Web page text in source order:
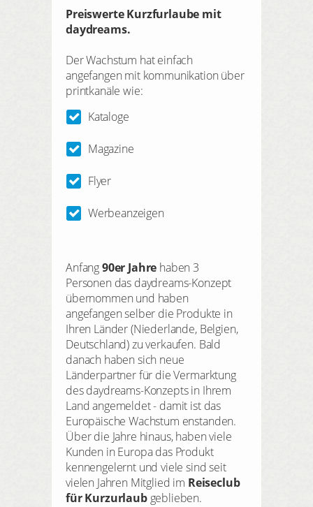
Preiswerte Kurzfurlaube mit
daydreams.
Der Wachstum hat einfach
angefangen mit kommunikation über
printkanäle wie:
Kataloge
Magazine
Flyer
Werbeanzeigen
Anfang90er Jahre haben 3
Personen das daydreams-Konzept
übernommen und haben
angefangen selber die Produkte in
Ihren Länder (Niederlande, Belgien,
Deutschland) zu verkaufen. Bald
danach haben sich neue
Länderpartner für die Vermarktung
des daydreams-Konzepts in Ihrem
Land angemeldet - damit ist das
Europäische Wachstum enstanden.
Über die Jahre hinaus, haben viele
Kunden in Europa das Produkt
kennengelernt und viele sind seit
vielen Jahren Mitglied im Reiseclub
für Kurzurlaub geblieben.